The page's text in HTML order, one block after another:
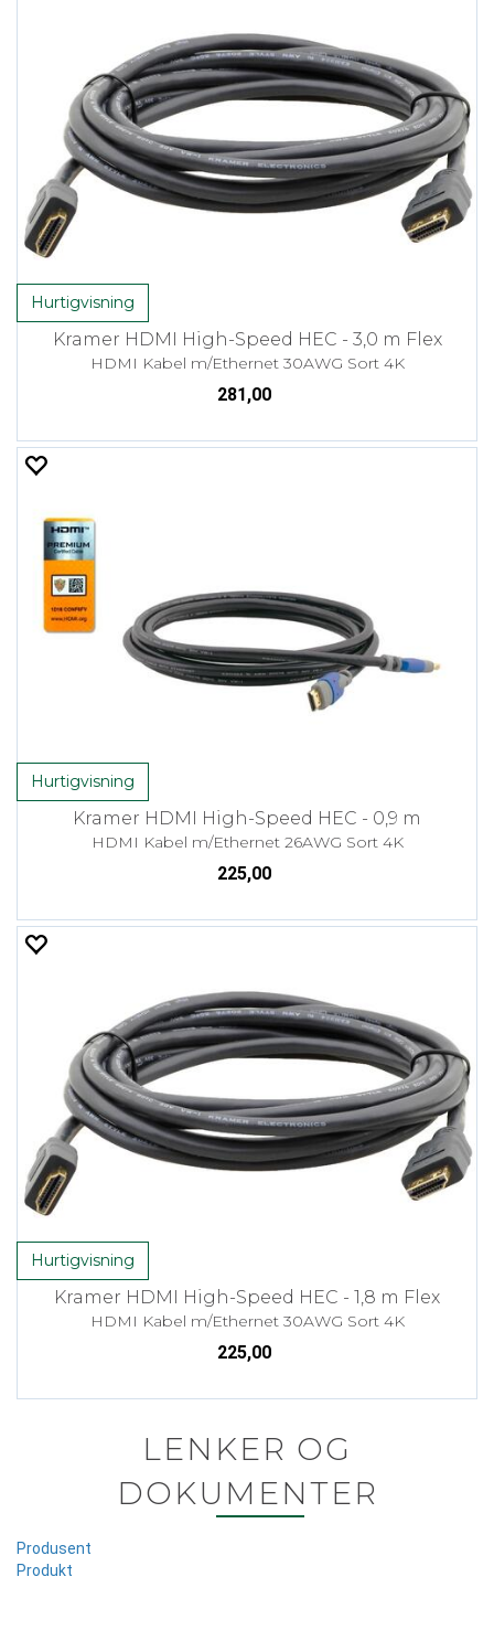
Hurtigvisning
Kramer HDMI High-Speed HEC - 3,0 m Flex
HDMI Kabel m/Ethernet 30AWG Sort 4K
281,00
Hurtigvisning
Kramer HDMI High-Speed HEC - 0,9 m
HDMI Kabel m/Ethernet 26AWG Sort 4K
225,00
Hurtigvisning
Kramer HDMI High-Speed HEC - 1,8 m Flex
HDMI Kabel m/Ethernet 30AWG Sort 4K
225,00
LENKER OG
DOKUMENTER
Produsent
Produkt